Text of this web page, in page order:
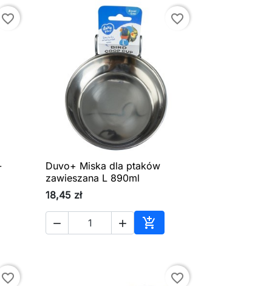
favorite_border
do koszyka
favorite_border
 Szybki podgląd
Duvo+ Miska dla ptaków
zawieszana L 890ml
18,45 zł
  
Dodaj do koszyka
favorite_border favorite_border